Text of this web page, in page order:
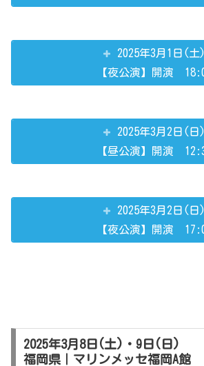
2025年3月1日(土)
【夜公演】開演
2025年3月2日(日)
【昼公演】開演
2025年3月2日(日)
【夜公演】開演
2025年3月8日(土)・9日(日)
福岡県｜マリンメッセ福岡A館